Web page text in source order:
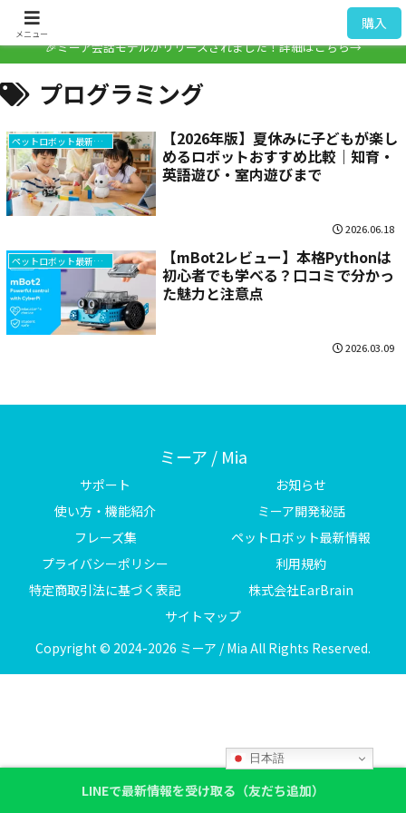
🎉ミーア会話モデルがリリースされました！詳細はこちら→
プログラミング
ペットロボット最新情報
【2026年版】夏休みに子どもが楽し
めるロボットおすすめ比較｜知育・
英語遊び・室内遊びまで
2026.06.18
ペットロボット最新情報
【mBot2レビュー】本格Pythonは
初心者でも学べる？口コミで分かっ
た魅力と注意点
2026.03.09
ミーア / Mia
サポート
お知らせ
使い方・機能紹介
ミーア開発秘話
フレーズ集
ペットロボット最新情報
プライバシーポリシー
利用規約
特定商取引法に基づく表記
株式会社EarBrain
サイトマップ
Copyright © 2024-2026 ミーア / Mia All Rights Reserved.
メニュー
購入
LINEで最新情報を受け取る（友だち追加）
日本語